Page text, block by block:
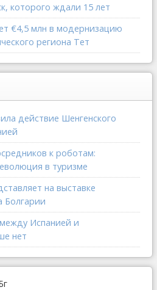
которого ждали 15 лет
€4,5 млн в модернизацию
региона Тет
действие Шенгенского
к роботам:
в туризме
на выставке
Болгарии
Испанией и
нет